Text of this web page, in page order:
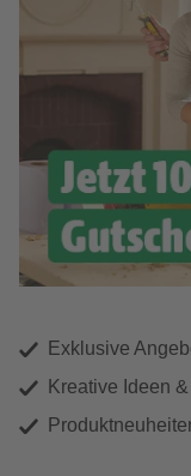
Exklusive
Kreative Ideen